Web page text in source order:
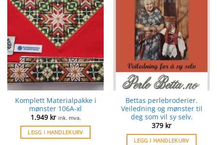
Komplett Materialpakke i
mønster 106A-xl
1.949 kr ink. mva.
LEGG I HANDLEKURV
Bettas perlebroderier.
Veiledning og mønster til
deg som vil sy selv.
379 kr
LEGG I HANDLEKURV